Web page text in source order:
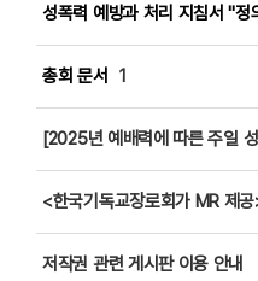
성폭력 예방과 처리 지침서 "
총회 문서 1
[2025년 예배력에 따른 주일
<한국기독교장로회가 MR 제
저작권 관련 게시판 이용 안내